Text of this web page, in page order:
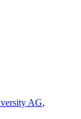
AG,